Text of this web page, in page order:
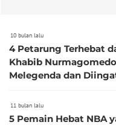
10 bulan lalu
4 Petarung Terhebat
Khabib
Melegenda dan
11 bulan lalu
5 Pemain Hebat NBA